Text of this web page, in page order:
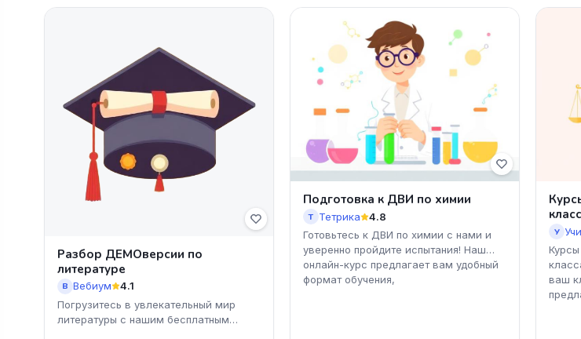
Разбор ДЕМОверсии по
литературе
В Вебиум
4.1
Погрузитесь в увлекательный мир
литературы с нашим бесплатным
Подготовка к ДВИ по химии
Т Тетрика
4.8
Готовьтесь к ДВИ по химии с нами и
уверенно пройдите испытания! Наш
онлайн-курс предлагает вам удобный
формат обучения,
класс
У
ваш